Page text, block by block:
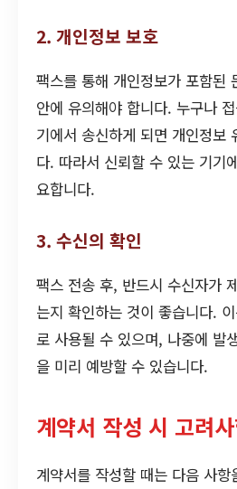
2. 개인정보 보호
팩스를 통해 개인정보가 포함된
안에 유의해야 합니다. 누구나
기에서 송신하게 되면 개인정보
다. 따라서 신뢰할 수 있는 기기
요합니다.
3. 수신의 확인
팩스 전송 후, 반드시 수신자가
는지 확인하는 것이 좋습니다.
로 사용될 수 있으며, 나중에 발
을 미리 예방할 수 있습니다.
계약서 작성 시 고려
계약서를 작성할 때는 다음 사